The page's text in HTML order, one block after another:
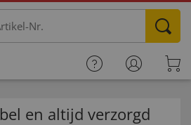
en altijd verzorgd